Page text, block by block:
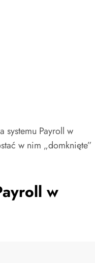
systemu Payroll w
w nim „domknięte”
w